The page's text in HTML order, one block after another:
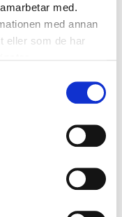
med.
med annan
eller som de har
TRAIL